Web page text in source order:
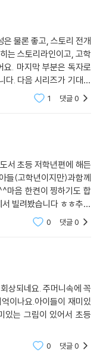
물론 좋고, 스토리 전개
는 스토리라인이고, 고학
요. 마지막 부분은 독자로
다. 다음 시리즈가 기대됩
1 댓글0
서 초등 저학년편에 해든
(고학년이지만)과함께
마음 한켠이 찡하기도 합
빌려봤습니다 ㅎㅎ추천
0 댓글0
상되네요. 주머니속에 꼭
이나요.아이들이 재미있
있는 그림이 있어서 초등
0 댓글0